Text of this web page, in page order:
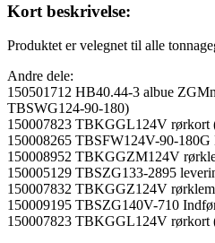
Kort beskrivelse:
Produktet er velegnet til alle
Andre dele:
150501712 HB40.44-3 albue
TBSWG124-90-180)
150007823 TBKGGL124V rørkort
150008265 TBSFW124V-90-180G
150008952 TBKGGZM124V
150005129 TBSZG133-2895
150007832 TBKGGZ124V
150009195 TBSZG140V-710
150007823 TBKGGL124V rørkort